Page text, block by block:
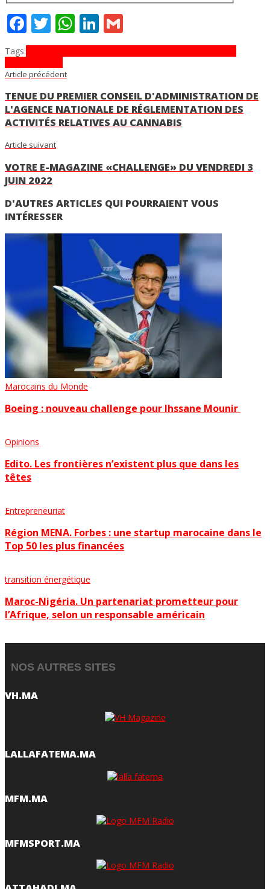
Facebook
TwitterWhatsApp
LinkedIn
Tags:
Article précédent
TENUE DU PREMIER CONSEIL D'ADMINISTRATION DE
L'AGENCE NATIONALE DE RÉGLEMENTATION DES
ACTIVITÉS RELATIVES AU CANNABIS
Article suivant
VOTRE E-MAGAZINE «CHALLENGE» DU VENDREDI 3
JUIN 2022
D'AUTRES ARTICLES QUI POURRAIENT VOUS
INTÉRESSER
Marocains du Monde
Boeing : nouveau challenge pour Ihssane Mounir
Opinions
Edito. Les frontières n’existent plus que dans les
têtes
Entrepreneuriat
Région MENA. Forbes : une startup marocaine dans le
Top 50 les plus financées
transition énergétique
Maroc-Nigéria. Un partenariat prometteur pour
l’Afrique, selon un responsable américain
NOS AUTRES SITES
VH.MA
LALLAFATEMA.MA
MFM.MA
MFMSPORT.MA